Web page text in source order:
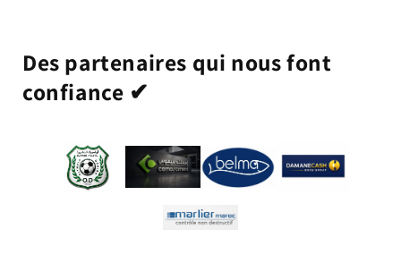
Des partenaires qui nous font
confiance ✔